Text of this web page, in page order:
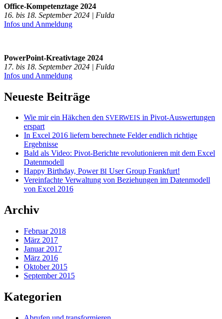
Office-Kompetenztage 2024
16. bis 18. September 2024 | Fulda
Infos und Anmeldung
PowerPoint-Kreativtage 2024
17. bis 18. September 2024 | Fulda
Infos und Anmeldung
Neueste Beiträge
Wie mir ein Häkchen den SVERWEIS in Pivot-Auswertungen
erspart
In Excel 2016 liefern berechnete Felder endlich richtige
Ergebnisse
Bald als Video: Pivot-Berichte revolutionieren mit dem Excel
Datenmodell
Happy Birthday, PowerBI User Group Frankfurt!
Vereinfachte Verwaltung von Beziehungen im Datenmodell
von Excel 2016
Archiv
Februar 2018
März 2017
Januar 2017
März 2016
Oktober 2015
September 2015
Kategorien